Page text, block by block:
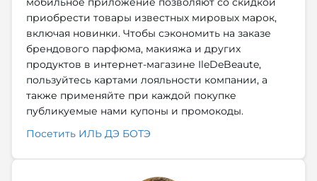
приобрести товары известных мировых марок,
включая новинки. Чтобы сэкономить на заказе
брендового парфюма, макияжа и других
продуктов в интернет-магазине IleDeBeaute,
пользуйтесь картами лояльности компании, а
также применяйте при каждой покупке
публикуемые нами купоны и промокоды.
Посетить ИЛЬ ДЭ БОТЭ